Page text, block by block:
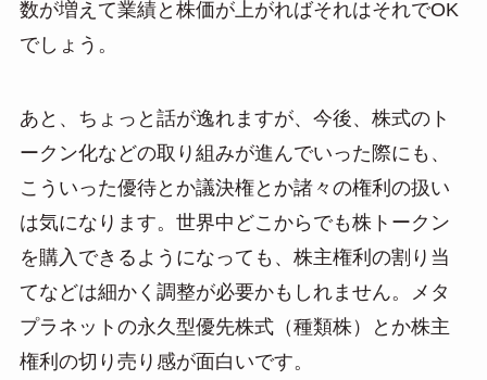
数が増えて業績と株価が上がればそれはそれでOK
でしょう。
あと、ちょっと話が逸れますが、今後、株式のト
ークン化などの取り組みが進んでいった際にも、
こういった優待とか議決権とか諸々の権利の扱い
は気になります。世界中どこからでも株トークン
を購入できるようになっても、株主権利の割り当
てなどは細かく調整が必要かもしれません。メタ
プラネットの永久型優先株式（種類株）とか株主
権利の切り売り感が面白いです。